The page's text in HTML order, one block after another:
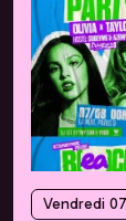
Vendredi